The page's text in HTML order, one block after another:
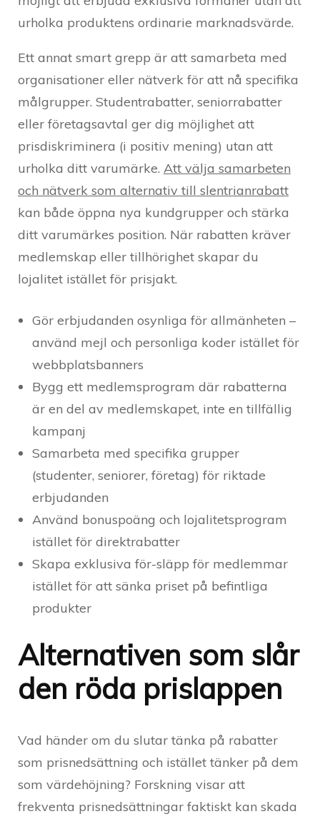
urholka produktens ordinarie marknadsvärde.
Ett annat smart grepp är att samarbeta med
organisationer eller nätverk för att nå specifika
målgrupper. Studentrabatter, seniorrabatter
eller företagsavtal ger dig möjlighet att
prisdiskriminera (i positiv mening) utan att
urholka ditt varumärke. Att välja samarbeten
och nätverk som alternativ till slentrianrabatt
kan både öppna nya kundgrupper och stärka
ditt varumärkes position. När rabatten kräver
medlemskap eller tillhörighet skapar du
lojalitet istället för prisjakt.
Gör erbjudanden osynliga för allmänheten –
använd mejl och personliga koder istället för
webbplatsbanners
Bygg ett medlemsprogram där rabatterna
är en del av medlemskapet, inte en tillfällig
kampanj
Samarbeta med specifika grupper
(studenter, seniorer, företag) för riktade
erbjudanden
Använd bonuspoäng och lojalitetsprogram
istället för direktrabatter
Skapa exklusiva för-släpp för medlemmar
istället för att sänka priset på befintliga
produkter
Alternativen som slår
den röda prislappen
Vad händer om du slutar tänka på rabatter
som prisnedsättning och istället tänker på dem
som värdehöjning? Forskning visar att
frekventa prisnedsättningar faktiskt kan skada